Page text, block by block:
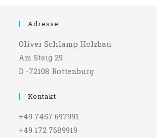
Adresse
Oliver Schlamp Holzbau
Am Steig 29
D -72108 Rottenburg
Kontakt
+49 7457 697991
+49 172 7689919